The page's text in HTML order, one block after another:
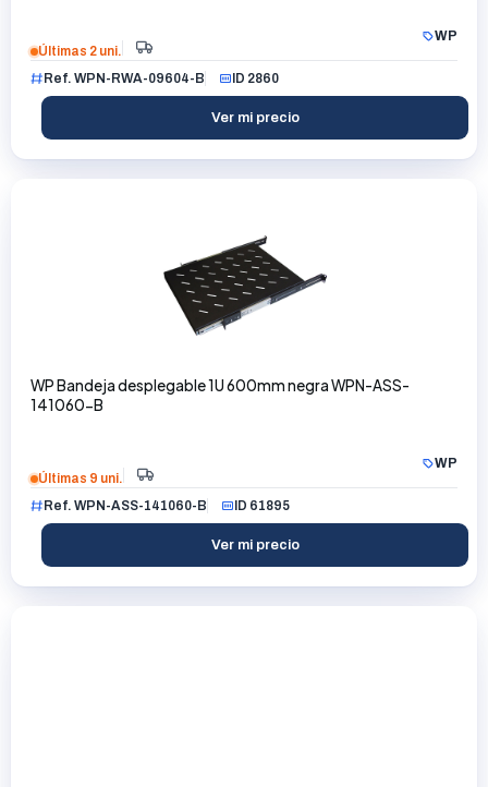
WP
Últimas 2 uni.
Ref. WPN-RWA-09604-B
ID 2860
Ver mi precio
WP Bandeja desplegable 1U 600mm negra WPN-ASS-
141060-B
WP
Últimas 9 uni.
Ref. WPN-ASS-141060-B
ID 61895
Ver mi precio